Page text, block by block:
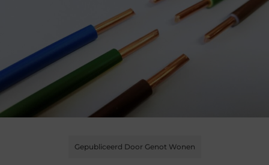
Gepubliceerd Door Genot Wonen